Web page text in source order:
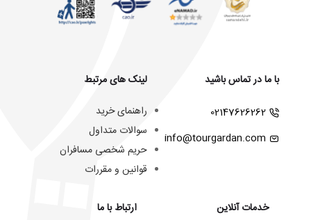
با ما در تماس باشید
02147626262
info@tourgardan.com
خدمات آنلاین
لینک های مرتبط
راهنمای خرید
سوالات متداول
حریم شخصی مسافران
قوانین و مقررات
ارتباط با ما